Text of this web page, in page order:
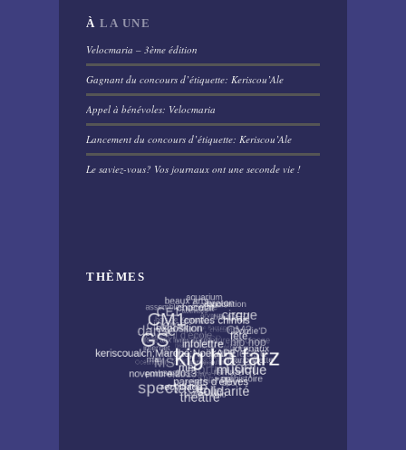
À LA UNE
Velocmaria – 3ème édition
Gagnant du concours d’étiquette: Keriscou’Ale
Appel à bénévoles: Velocmaria
Lancement du concours d’étiquette: Keriscou’Ale
Le saviez-vous? Vos journaux ont une seconde vie !
THÈMES